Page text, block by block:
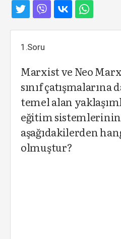
1.Soru
Marxist ve Neo
sınıf
temel alan
eğitim sistemlerinin
aşağıdakilerden
olmuştur?